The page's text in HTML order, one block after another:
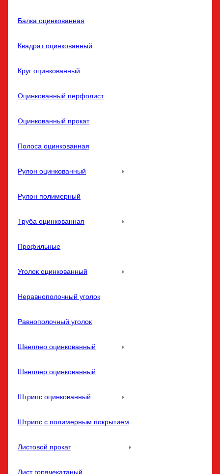
Балка оцинкованная
Квадрат оцинкованный
Круг оцинкованный
Оцинкованный перфолист
Оцинкованный прокат
Полоса оцинкованная
Рулон оцинкованный
Рулон полимерный
Труба оцинкованная
Профильные
Уголок оцинкованный
Неравнополочный уголок
Равнополочный уголок
Швеллер оцинкованный
Швеллер оцинкованный
Штрипс оцинкованный
Штрипс с полимерным покрытием
Листовой прокат
Лист горячекатаный